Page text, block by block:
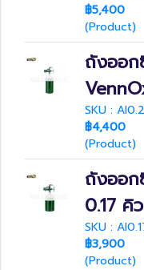
฿5,400
(Product)
ถังออก
SKU :
฿4,400
(Product)
ถังออก
0.17 คิว
SKU :
฿3,900
(Product)